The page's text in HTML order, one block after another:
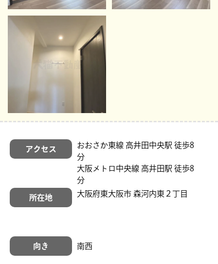
アクセス
おおさか東線 高井田中央駅 徒歩8
分
大阪メトロ中央線 高井田駅 徒歩8
分
所在地 大阪府東大阪市 森河内東２丁目
向き 南西